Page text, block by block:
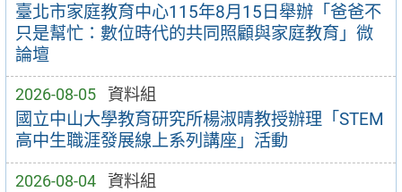
臺北市家庭教育中心115年8月15日舉辦「爸爸不
只是幫忙：數位時代的共同照顧與家庭教育」微
論壇
2026-08-05 資料組
國立中山大學教育研究所楊淑晴教授辦理「STEM
高中生職涯發展線上系列講座」活動
2026-08-04 資料組